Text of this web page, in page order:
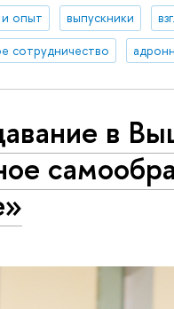
опыт выпускники
сотрудничество
в